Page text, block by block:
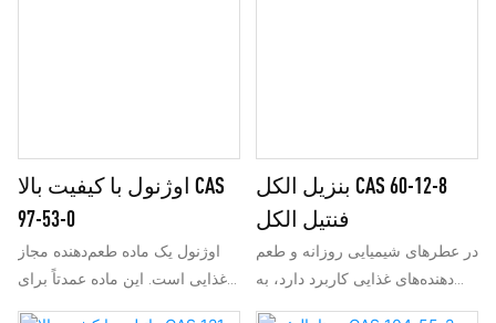
اوژنول با کیفیت بالا CAS
97-53-0
اوژنول یک ماده طعم‌دهنده مجاز
غذایی است. این ماده عمدتاً برای
فرموله کردن طعم‌های نعناع، ​​آجیل
بنزیل الکل CAS 60-12-8
فنتیل الکل
در عطرهای شیمیایی روزانه و طعم
دهنده‌های غذایی کاربرد دارد، به
طور گسترده برای فرموله کردن